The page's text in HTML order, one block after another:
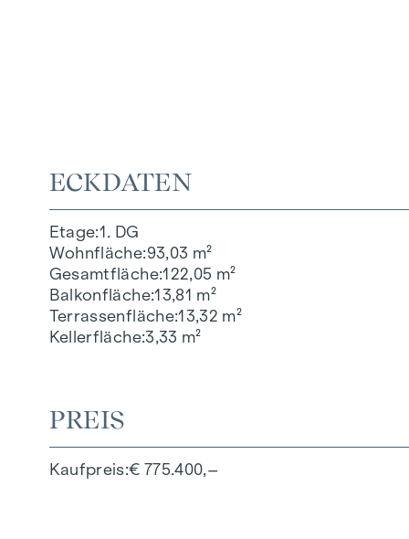
ECKDATEN
Etage 1. DG
Wohnfläche 93,03 m²
Gesamtfläche 122,05 m²
Balkonfläche 13,81 m²
Terrassenfläche 13,32 m²
Kellerfläche 3,33 m²
PREIS
Kaufpreis € 775.400,–